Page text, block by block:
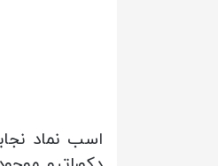
اسب نماد